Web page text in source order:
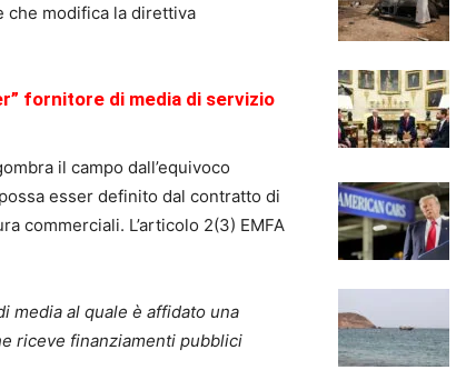
che modifica la direttiva
fornitore di media di servizio
il campo dall’equivoco
esser definito dal contratto di
commerciali. L’articolo 2(3) EMFA
media al quale è affidato una
riceve finanziamenti pubblici